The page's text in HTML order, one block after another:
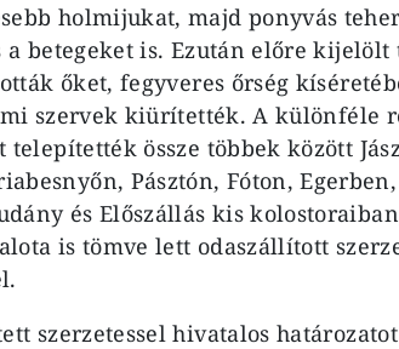
holmijukat, majd ponyvás
a betegeket is. Ezután előre
őket, fegyveres őrség
szervek kiürítették. A különféle
telepítették össze többek között
Pásztón, Fóton,
és Előszállás kis
is tömve lett odaszállított
szerzetessel hivatalos